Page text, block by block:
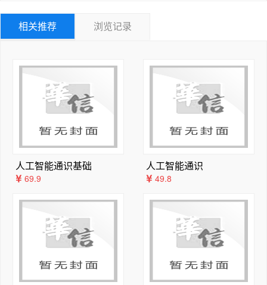
3.3.1  二进制编码器  59
3.3.2  优先编码器  59
3.4.1  二进制译码器  62
3.4.2  二-十进制译码器  64
3.4.3  半导体数码管和七段字形译码器  65
3.5  数据分配器与数据选择器  68
3.5.1  数据分配器  68
3.7  算术运算电路  75
3.7.2  二进制减法电路  78
3.7.3  算术逻辑单元  80
3.8  奇偶校验电路  83
3.8.1  奇偶校验的基本原理  83
3.8.2  中规模集成奇偶发生器/校验器  84
相关推荐 浏览记录
人工智能通识基础
69.9
人工智能通识
49.8